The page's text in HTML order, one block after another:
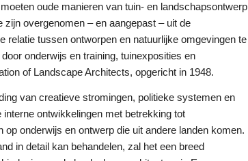
oude manieren van tuin- en landschapsontwerp
overgenomen – en aangepast – uit de
tussen ontworpen en natuurlijke omgevingen te
onderwijs en training, tuinexposities en
of Landscape Architects, opgericht in 1948.
van creatieve stromingen, politieke systemen en
ontwikkelingen met betrekking tot
onderwijs en ontwerp die uit andere landen komen.
in detail kan behandelen, zal het een breed